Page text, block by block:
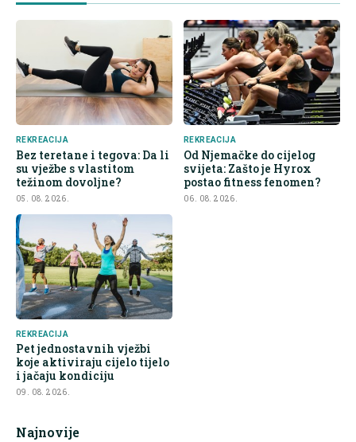
REKREACIJA
Bez teretane i tegova: Da li
su vježbe s vlastitom
težinom dovoljne?
05. 08. 2026.
REKREACIJA
Od Njemačke do cijelog
svijeta: Zašto je Hyrox
postao fitness fenomen?
06. 08. 2026.
REKREACIJA
Pet jednostavnih vježbi
koje aktiviraju cijelo tijelo
i jačaju kondiciju
09. 08. 2026.
Najnovije